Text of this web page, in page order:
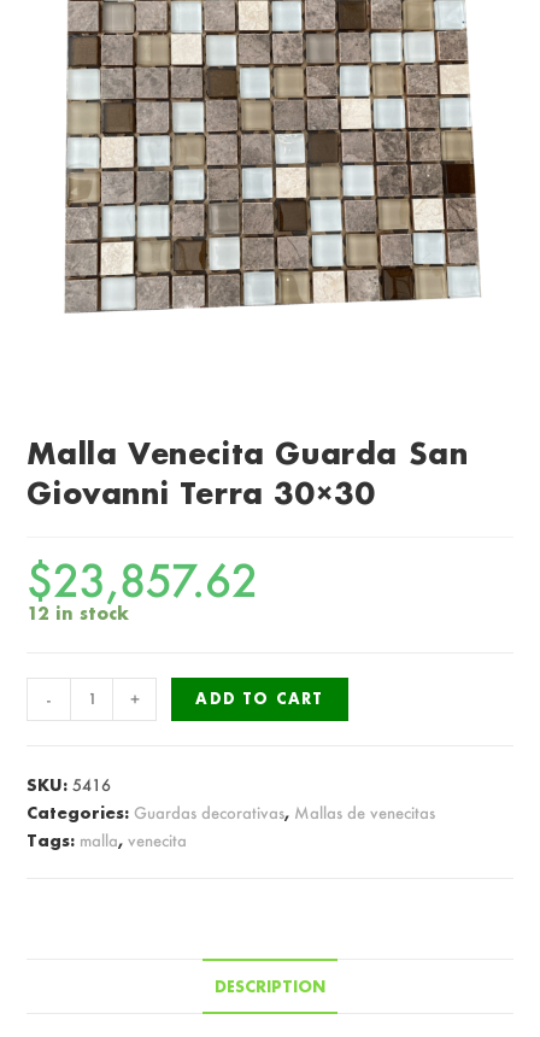
Malla Venecita Guarda San
Giovanni Terra 30×30
$23,857.62
12 in stock
Venecita
San
Giovanni
Terra
- + ADD TO CART
SKU:5416
Categories: Guardas decorativas, Mallas de venecitas
Tags: malla,venecita
DESCRIPTION